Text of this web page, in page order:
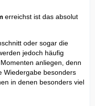
erreichst ist das absolut
oder sogar die
jedoch häufig
anliegen, denn
Wiedergabe besonders
in denen besonders viel